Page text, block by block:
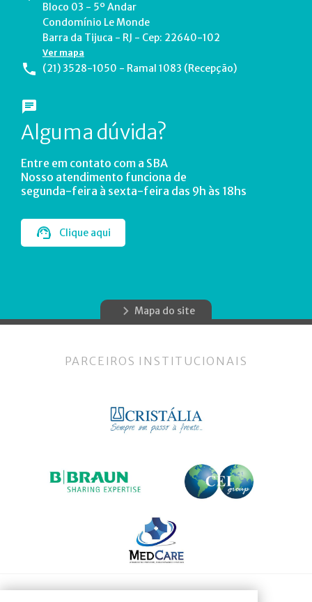
Bloco 03 - 5º Andar
Condomínio Le Monde
Barra da Tijuca - RJ - Cep: 22640-102
Ver mapa
(21) 3528-1050 - Ramal 1083 (Recepção)
Alguma dúvida?
Entre em contato com a SBA
Nosso atendimento funciona de
segunda-feira à sexta-feira das 9h às 18hs
Clique aqui
Mapa do site
PARCEIROS INSTITUCIONAIS